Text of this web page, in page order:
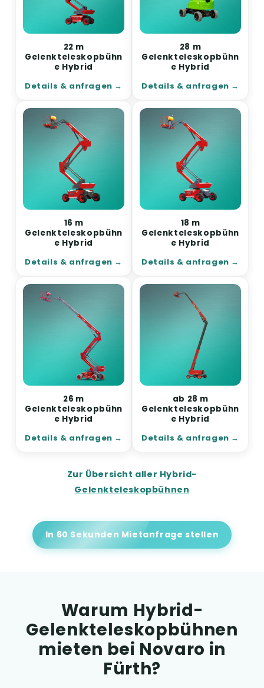
22 m
Gelenkteleskopbühn
e Hybrid
Details & anfragen
28 m
Gelenkteleskopbühn
e Hybrid
Details & anfragen
16 m
Gelenkteleskopbühn
e Hybrid
Details & anfragen
18 m
Gelenkteleskopbühn
e Hybrid
Details & anfragen
26 m
Gelenkteleskopbühn
e Hybrid
Details & anfragen
ab 28 m
Gelenkteleskopbühn
e Hybrid
Details & anfragen
Zur Übersicht aller Hybrid-
Gelenkteleskopbühnen
In 60 Sekunden Mietanfrage stellen
Warum Hybrid-
Gelenkteleskopbühnen
mieten bei Novaro in
Fürth?